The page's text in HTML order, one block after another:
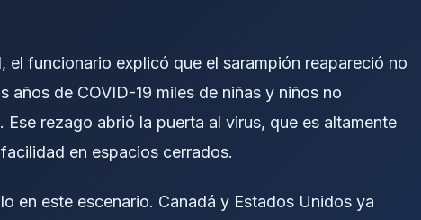
el funcionario explicó que el sarampión reapareció no
de COVID-19 miles de niñas y niños no
rezago abrió la puerta al virus, que es altamente
en espacios cerrados.
en este escenario. Canadá y Estados Unidos ya